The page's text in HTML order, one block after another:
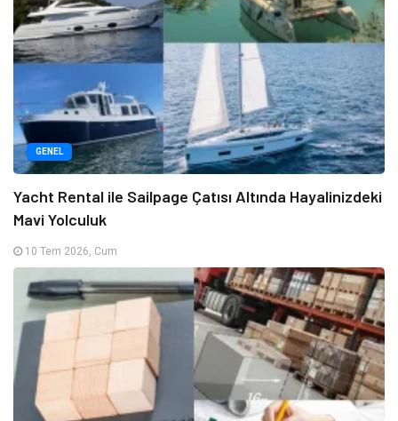
GENEL
Yacht Rental ile Sailpage Çatısı Altında Hayalinizdeki
Mavi Yolculuk
10 Tem 2026, Cum